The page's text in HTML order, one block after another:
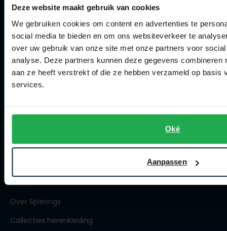
Deze website maakt gebruik van cookies
We gebruiken cookies om content en advertenties te
social media te bieden en om ons websiteverkeer te
over uw gebruik van onze site met onze partners voor
analyse. Deze partners kunnen deze gegevens combineren
aan ze heeft verstrekt of die ze hebben verzameld op basis
services.
Oké
Aanpassen
Klachtenafhandeling
Actievoorwaarden
Artikelonderhoud
Winkel
Openingstijden
Contact webshop
Spierings Herenmode
Over Spierings
Collecties herenkleding